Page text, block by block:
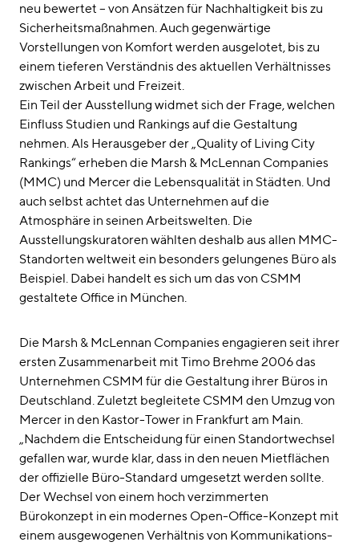
neu bewertet – von Ansätzen für Nachhaltigkeit bis zu
Sicherheitsmaßnahmen. Auch gegenwärtige
Vorstellungen von Komfort werden ausgelotet, bis zu
einem tieferen Verständnis des aktuellen Verhältnisses
zwischen Arbeit und Freizeit.
Ein Teil der Ausstellung widmet sich der Frage, welchen
Einfluss Studien und Rankings auf die Gestaltung
nehmen. Als Herausgeber der „Quality of Living City
Rankings“ erheben die Marsh & McLennan Companies
(MMC) und Mercer die Lebensqualität in Städten. Und
auch selbst achtet das Unternehmen auf die
Atmosphäre in seinen Arbeitswelten. Die
Ausstellungskuratoren wählten deshalb aus allen MMC-
Standorten weltweit ein besonders gelungenes Büro als
Beispiel. Dabei handelt es sich um das von CSMM
gestaltete Office in München.
Die Marsh & McLennan Companies engagieren seit ihrer
ersten Zusammenarbeit mit Timo Brehme 2006 das
Unternehmen CSMM für die Gestaltung ihrer Büros in
Deutschland. Zuletzt begleitete CSMM den Umzug von
Mercer in den Kastor-Tower in Frankfurt am Main.
„Nachdem die Entscheidung für einen Standortwechsel
gefallen war, wurde klar, dass in den neuen Mietflächen
der offizielle Büro-Standard umgesetzt werden sollte.
Der Wechsel von einem hoch verzimmerten
Bürokonzept in ein modernes Open-Office-Konzept mit
einem ausgewogenen Verhältnis von Kommunikations-